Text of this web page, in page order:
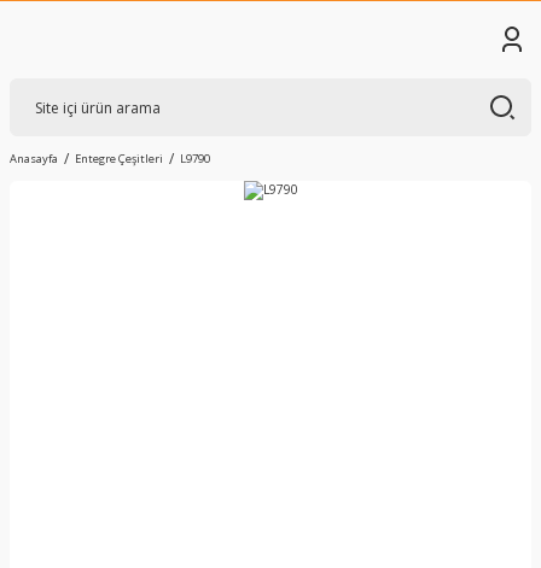
Anasayfa Entegre Çeşitleri L9790